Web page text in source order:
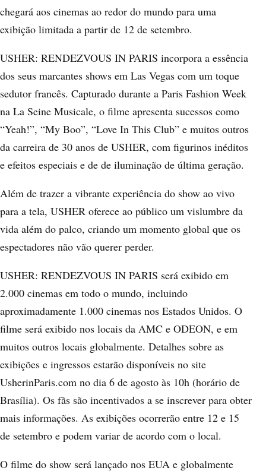
chegará aos cinemas ao redor do mundo para uma
exibição limitada a partir de 12 de setembro.
USHER: RENDEZVOUS IN PARIS incorpora a essência
dos seus marcantes shows em Las Vegas com um toque
sedutor francês. Capturado durante a Paris Fashion Week
na La Seine Musicale, o filme apresenta sucessos como
“Yeah!”, “My Boo”, “Love In This Club” e muitos outros
da carreira de 30 anos de USHER, com figurinos inéditos
e efeitos especiais e de de iluminação de última geração.
Além de trazer a vibrante experiência do show ao vivo
para a tela, USHER oferece ao público um vislumbre da
vida além do palco, criando um momento global que os
espectadores não vão querer perder.
USHER: RENDEZVOUS IN PARIS será exibido em
2.000 cinemas em todo o mundo, incluindo
aproximadamente 1.000 cinemas nos Estados Unidos. O
filme será exibido nos locais da AMC e ODEON, e em
muitos outros locais globalmente. Detalhes sobre as
exibições e ingressos estarão disponíveis no site
UsherinParis.com no dia 6 de agosto às 10h (horário de
Brasília). Os fãs são incentivados a se inscrever para obter
mais informações. As exibições ocorrerão entre 12 e 15
de setembro e podem variar de acordo com o local.
O filme do show será lançado nos EUA e globalmente